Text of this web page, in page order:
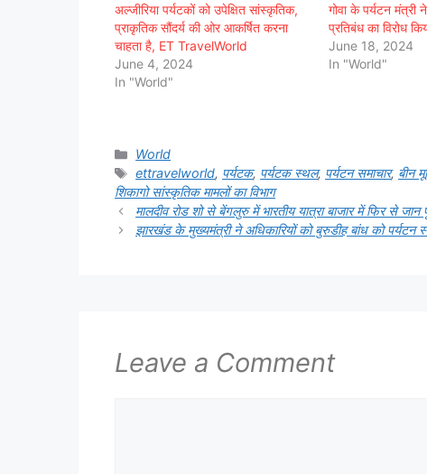
अल्जीरिया पर्यटकों को उपेक्षित सांस्कृतिक,
प्राकृतिक सौंदर्य की ओर आकर्षित करना
चाहता है, ET TravelWorld
June 4, 2024
In "World"
गोवा के पर्यटन मंत्री
प्रतिबंध का विरोध
June 18, 2024
In "World"
Categories
World
Tags
ettravelworld, पर्यटक, पर्यटक स्थल, पर्यटन समाचार, बीन
शिकागो सांस्कृतिक मामलों का विभाग
मालदीव रोड शो से बेंगलुरु में भारतीय यात्रा बाजार में फिर से
झारखंड के मुख्यमंत्री ने अधिकारियों को बुरुडीह बांध को पर्यटन
Leave a Comment